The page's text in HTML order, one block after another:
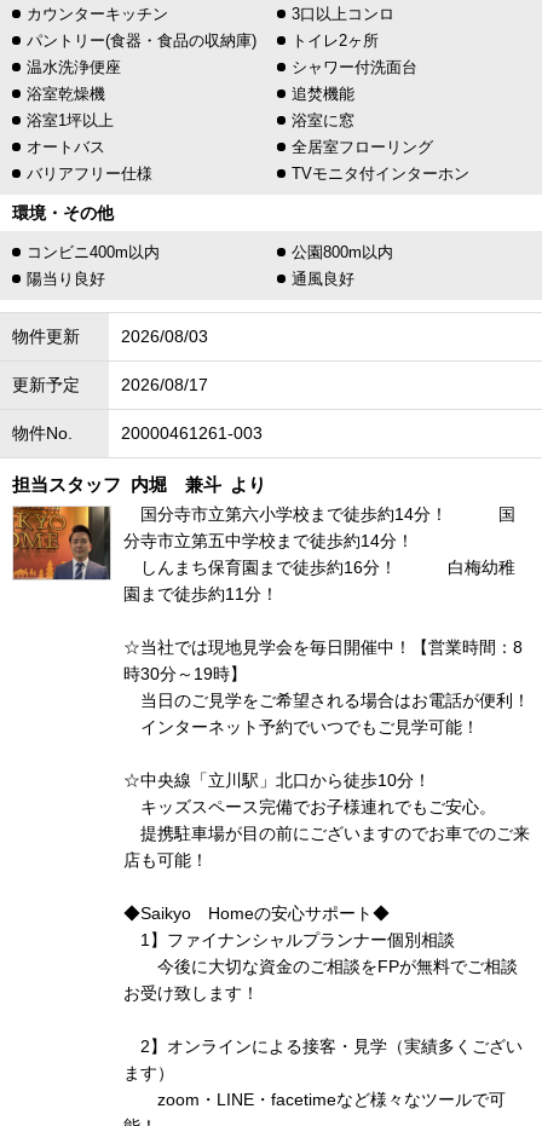
カウンターキッチン
3口以上コンロ
パントリー(食器・食品の収納庫)
トイレ2ヶ所
温水洗浄便座
シャワー付洗面台
浴室乾燥機
追焚機能
浴室1坪以上
浴室に窓
オートバス
全居室フローリング
バリアフリー仕様
TVモニタ付インターホン
環境・その他
コンビニ400m以内
公園800m以内
陽当り良好
通風良好
物件更新 2026/08/03
更新予定 2026/08/17
物件No. 20000461261-003
担当スタッフ 内堀 兼斗 より
国分寺市立第六小学校まで徒歩約14分！ 国
分寺市立第五中学校まで徒歩約14分！
しんまち保育園まで徒歩約16分！ 白梅幼稚
園まで徒歩約11分！
☆当社では現地見学会を毎日開催中！【営業時間：8
時30分～19時】
当日のご見学をご希望される場合はお電話が便利！
インターネット予約でいつでもご見学可能！
☆中央線「立川駅」北口から徒歩10分！
キッズスペース完備でお子様連れでもご安心。
提携駐車場が目の前にございますのでお車でのご来
店も可能！
◆Saikyo Homeの安心サポート◆
1】ファイナンシャルプランナー個別相談
今後に大切な資金のご相談をFPが無料でご相談
お受け致します！
2】オンラインによる接客・見学（実績多くござい
ます）
zoom・LINE・facetimeなど様々なツールで可